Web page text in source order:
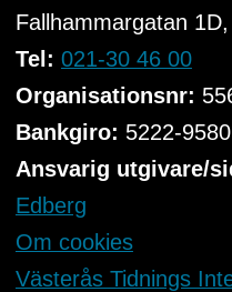
Fallhammargatan
Tel: 021-30 46 00
Organisationsnr:
Bankgiro: 5222-9580
Ansvarig utgivare/
Edberg
Om cookies
Västerås Tidnings